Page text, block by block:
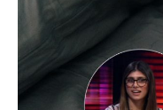
পর্নোগ্রাফি
বাস্তব
নয়